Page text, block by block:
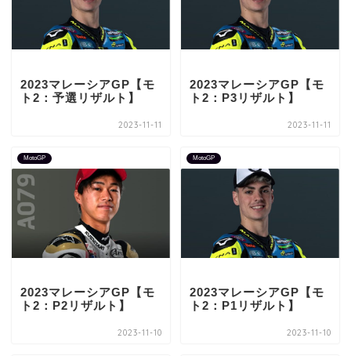
2023マレーシアGP【モ
ト2：予選リザルト】
2023-11-11
2023マレーシアGP【モ
ト2：P3リザルト】
2023-11-11
MotoGP
2023マレーシアGP【モ
ト2：P2リザルト】
2023-11-10
MotoGP
2023マレーシアGP【モ
ト2：P1リザルト】
2023-11-10